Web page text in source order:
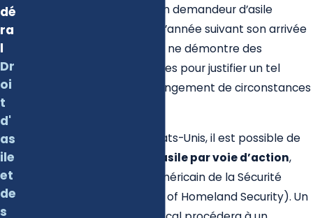
La loi américaine exige qu’un demandeur d’asile
dépose sa demande dans l’année suivant son arrivée
aux États-Unis, à moins qu’il ne démontre des
circonstances extraordinaires pour justifier un tel
retard ou qu’il existe un changement de circonstances
Lorsque vous entrez aux États-Unis, il est possible de
une demande d’asile par voie d’action,
auprès du département américain de la Sécurité
intérieure (U.S Department of Homeland Security). Un
dé
ra
l
Dr
oi
t
d'
as
ile
et
de
s